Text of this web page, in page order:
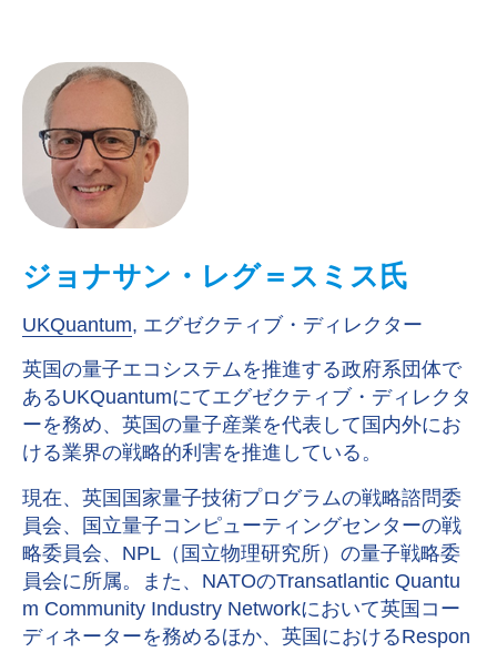
ジョナサン・レグ＝スミス氏
UKQuantum, エグゼクティブ・ディレクター
英国の量子エコシステムを推進する政府系団体で
あるUKQuantumにてエグゼクティブ・ディレクタ
ーを務め、英国の量子産業を代表して国内外にお
ける業界の戦略的利害を推進している。
現在、英国国家量子技術プログラムの戦略諮問委
員会、国立量子コンピューティングセンターの戦
略委員会、NPL（国立物理研究所）の量子戦略委
員会に所属。また、NATOのTransatlantic Quantu
m Community Industry Networkにおいて英国コー
ディネーターを務めるほか、英国におけるRespon